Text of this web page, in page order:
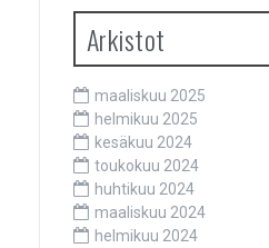
Arkistot
maaliskuu 2025
helmikuu 2025
kesäkuu 2024
toukokuu 2024
huhtikuu 2024
maaliskuu 2024
helmikuu 2024